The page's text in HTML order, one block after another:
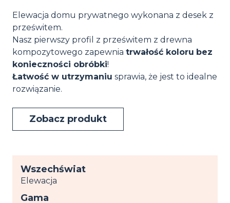
Elewacja domu prywatnego wykonana z desek z
prześwitem.
Nasz pierwszy profil z prześwitem z drewna
kompozytowego zapewnia trwałość koloru bez
konieczności obróbki!
Łatwość w utrzymaniu sprawia, że jest to idealne
rozwiązanie.
Zobacz produkt
Wszechświat
Elewacja
Gama